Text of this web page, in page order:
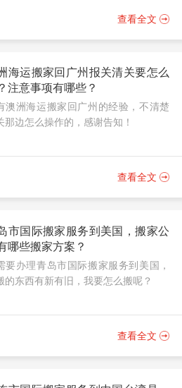
查看全文
海运搬家回广州报关清关要怎么
注意事项有哪些？
澳洲海运搬家回广州的经验，不清楚
那边怎么操作的，感谢告知！
查看全文
市国际搬家服务到美国，搬家公
哪些搬家方案？
要办理青岛市国际搬家服务到美国，
的东西有新有旧，我要怎么搬呢？
查看全文